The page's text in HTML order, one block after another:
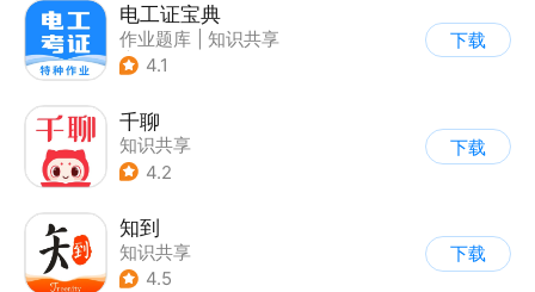
电工证宝典
作业题库
知识共享
| 其他
4.1
下载
千聊
知识共享
4.2
下载
知到
知识共享
4.5
下载